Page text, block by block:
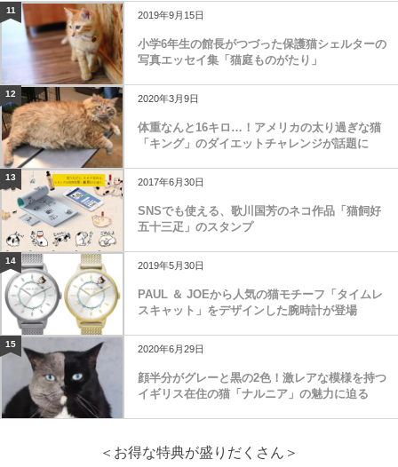
11 2019年9月15日
小学6年生の館長がつづった保護猫シェルターの
写真エッセイ集「猫庭ものがたり」
12 2020年3月9日
体重なんと16キロ…！アメリカの太り過ぎな猫
「キング」のダイエットチャレンジが話題に
13 2017年6月30日
SNSでも使える、歌川国芳のネコ作品「猫飼好
五十三疋」のスタンプ
14 2019年5月30日
PAUL ＆ JOEから人気の猫モチーフ「タイムレ
スキャット」をデザインした腕時計が登場
15 2020年6月29日
顔半分がグレーと黒の2色！激レアな模様を持つ
イギリス在住の猫「ナルニア」の魅力に迫る
＜お得な特典が盛りだくさん＞